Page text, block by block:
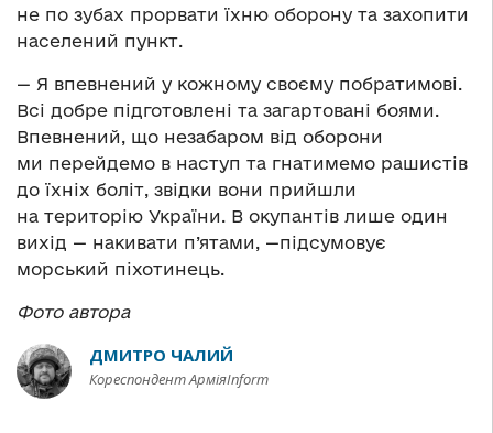
не по зубах прорвати їхню оборону та захопити
населений пункт.
— Я впевнений у кожному своєму побратимові.
Всі добре підготовлені та загартовані боями.
Впевнений, що незабаром від оборони
ми перейдемо в наступ та гнатимемо рашистів
до їхніх боліт, звідки вони прийшли
на територію України. В окупантів лише один
вихід — накивати п’ятами, —підсумовує
морський піхотинець.
Фото автора
ДМИТРО ЧАЛИЙ
Кореспондент АрміяInform